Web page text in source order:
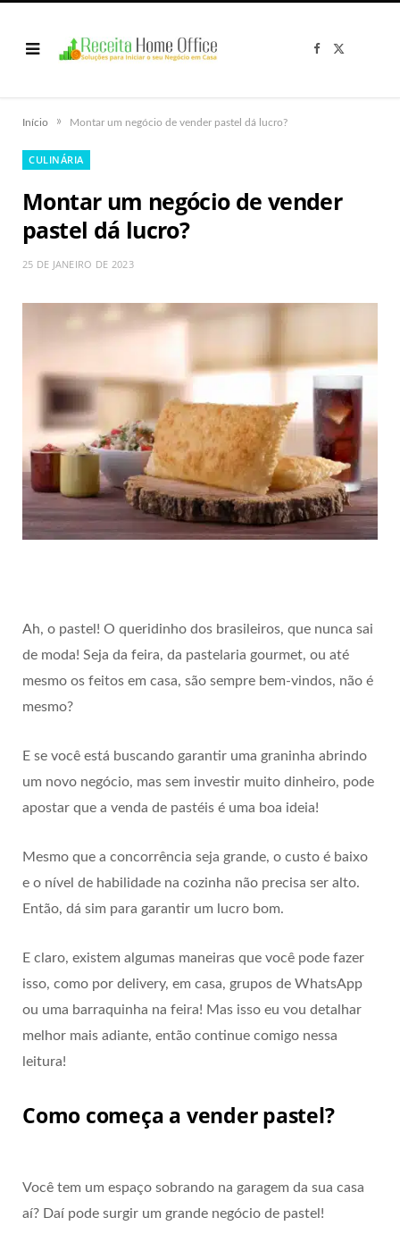
F
Início » Montar um negócio de vender pastel dá lucro?
CULINÁRIA
Montar um negócio de vender
pastel dá lucro?
25 DE JANEIRO DE 2023
Ah, o pastel! O queridinho dos brasileiros, que nunca sai
de moda! Seja da feira, da pastelaria gourmet, ou até
mesmo os feitos em casa, são sempre bem-vindos, não é
mesmo?
E se você está buscando garantir uma graninha abrindo
um novo negócio, mas sem investir muito dinheiro, pode
apostar que a venda de pastéis é uma boa ideia!
Mesmo que a concorrência seja grande, o custo é baixo
e o nível de habilidade na cozinha não precisa ser alto.
Então, dá sim para garantir um lucro bom.
E claro, existem algumas maneiras que você pode fazer
isso, como por delivery, em casa, grupos de WhatsApp
ou uma barraquinha na feira! Mas isso eu vou detalhar
melhor mais adiante, então continue comigo nessa
leitura!
Como começa a vender pastel?
Você tem um espaço sobrando na garagem da sua casa
aí? Daí pode surgir um grande negócio de pastel!